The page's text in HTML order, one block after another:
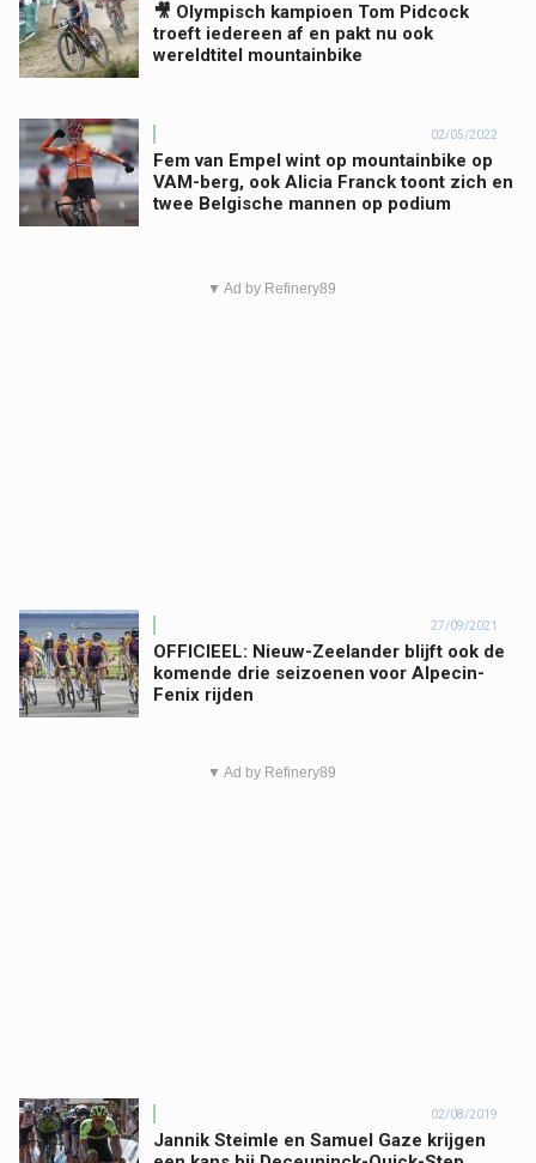
🎥 Olympisch kampioen Tom Pidcock
troeft iedereen af en pakt nu ook
wereldtitel mountainbike
02/05/2022
Fem van Empel wint op mountainbike op
VAM-berg, ook Alicia Franck toont zich en
twee Belgische mannen op podium
▼ Ad by Refinery89
27/09/2021
OFFICIEEL: Nieuw-Zeelander blijft ook de
komende drie seizoenen voor Alpecin-
Fenix rijden
▼ Ad by Refinery89
02/08/2019
Jannik Steimle en Samuel Gaze krijgen